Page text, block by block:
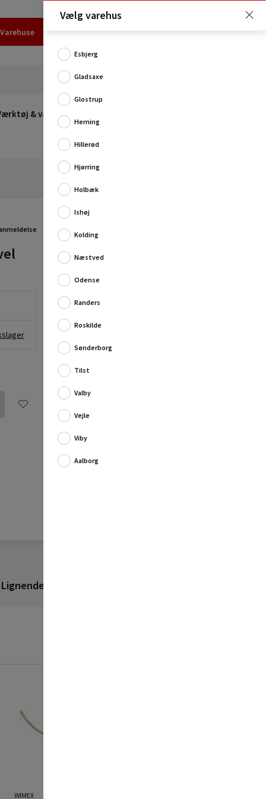
Varehuse
& værksted
Lignende produkter
WIMEX
Vælg varehus
Esbjerg
Gladsaxe
Glostrup
Herning
Hillerød
Hjørring
Holbæk
Ishøj
Kolding
Næstved
Odense
Randers
Roskilde
Sønderborg
Tilst
Valby
Vejle
Viby
Aalborg